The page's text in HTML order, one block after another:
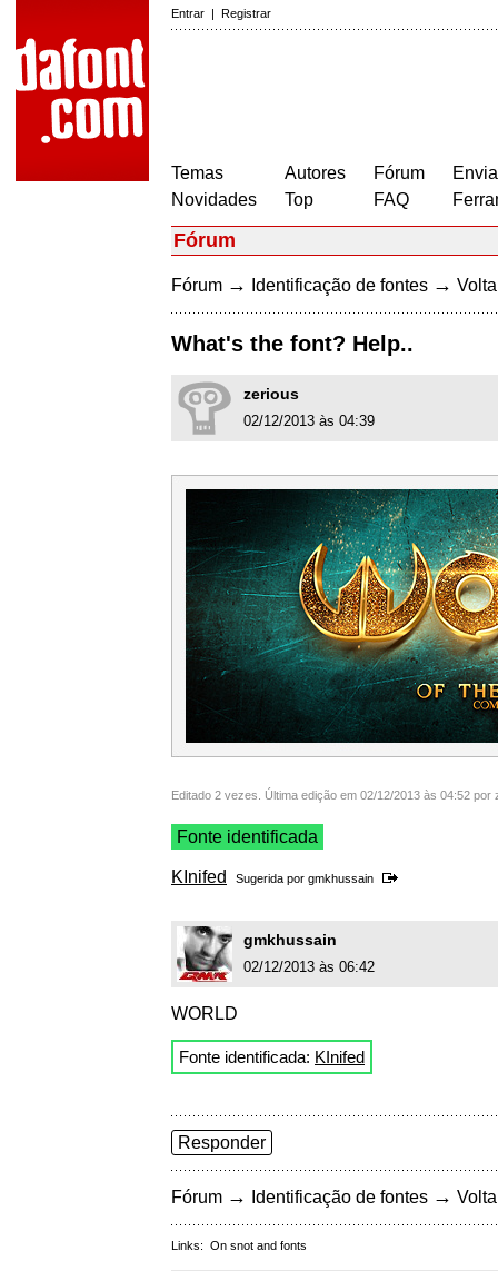
Entrar | Registrar
Temas
Novidades
Autores
Top
Fórum
FAQ
Fórum
Fórum → Identificação de fontes →
What's the font? Help..
zerious
02/12/2013 às 04:39
Editado 2 vezes. Última edição em 02/12/2013 às 04:52 por
Fonte identificada
KInifed Sugerida por gmkhussain
gmkhussain
02/12/2013 às 06:42
WORLD
Fonte identificada: KInifed
Responder
Fórum → Identificação de fontes →
Links: On snot and fonts